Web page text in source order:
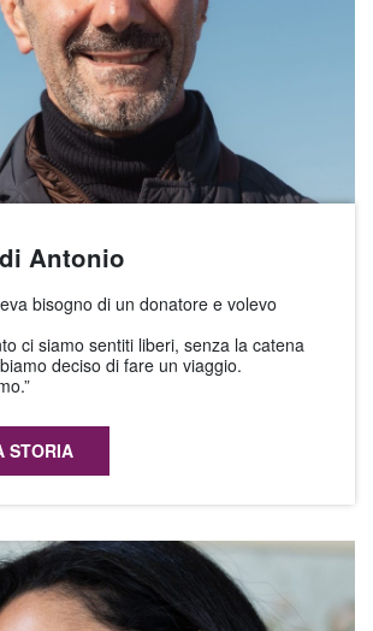
Antonio
bisogno di un donatore e volevo
ci siamo sentiti liberi, senza la catena
deciso di fare un viaggio.
STORIA